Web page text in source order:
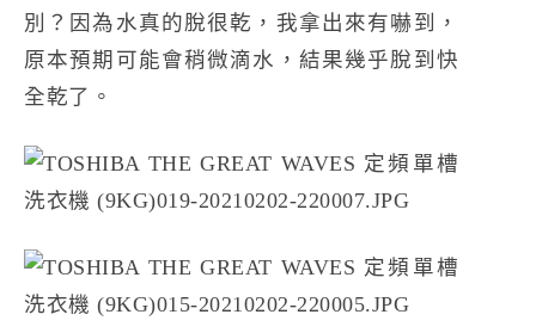
別？因為水真的脫很乾，我拿出來有嚇到，
原本預期可能會稍微滴水，結果幾乎脫到快
全乾了。